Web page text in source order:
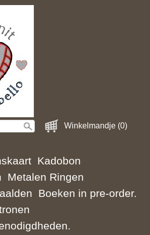
Winkelmandje (0)
Kadobon
Metalen Ringen
Boeken in pre-order.